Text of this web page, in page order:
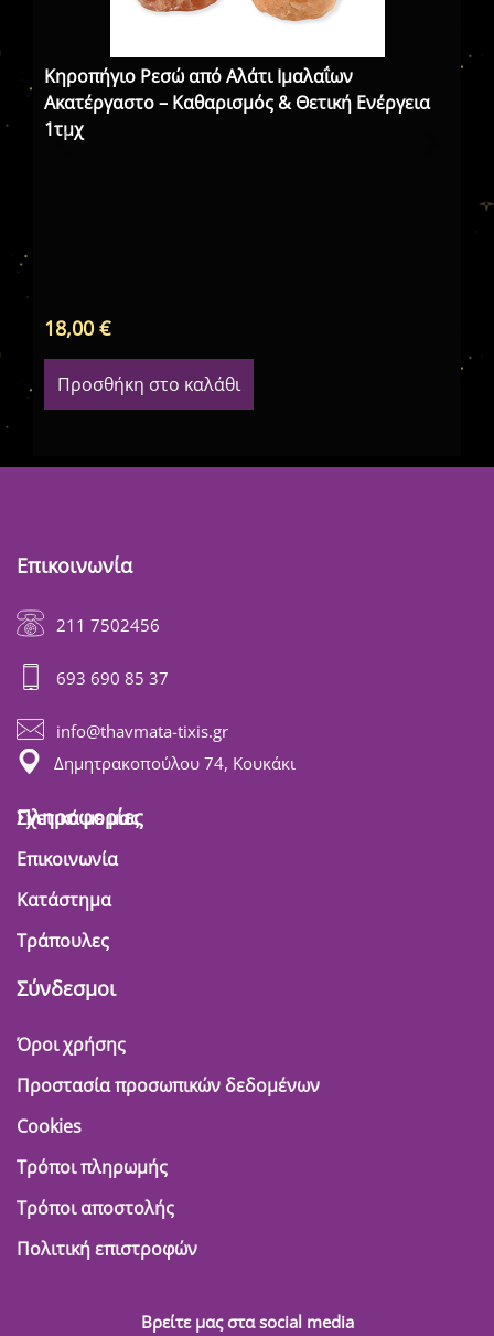
Κηροπήγιο Ρεσώ από Αλάτι Ιμαλαΐων
Ακατέργαστο – Καθαρισμός & Θετική Ενέργεια
1τμχ
18,00€
Προσθήκη στο καλάθι
Επικοινωνία
211 7502456
693 690 85 37
info@thavmata-tixis.gr
Δημητρακοπούλου 74, Κουκάκι
Πληροφορίες
Σχετικά με μας
Επικοινωνία
Κατάστημα
Τράπουλες
Σύνδεσμοι
Όροι χρήσης
Προστασία προσωπικών δεδομένων
Cookies
Τρόποι πληρωμής
Τρόποι αποστολής
Πολιτική επιστροφών
Βρείτε μας στα social media